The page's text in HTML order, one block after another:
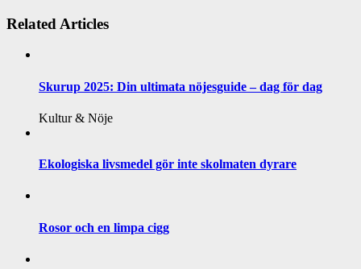
Related Articles
Skurup 2025: Din ultimata nöjesguide – dag för dag
Kultur & Nöje
Ekologiska livsmedel gör inte skolmaten dyrare
Rosor och en limpa cigg